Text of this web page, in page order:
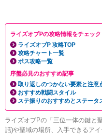
ライズオブPの攻略情報をチェック
ライズオブP 攻略TOP
攻略チャート一覧
ボス攻略一覧
序盤必見のおすすめ記事
取り返しのつかない要素と注意
おすすめ戦闘スタイル
ステ振りのおすすめとステータ
ライズオブPの「三位一体の鍵と
話)や聖域の場所、入手できるア